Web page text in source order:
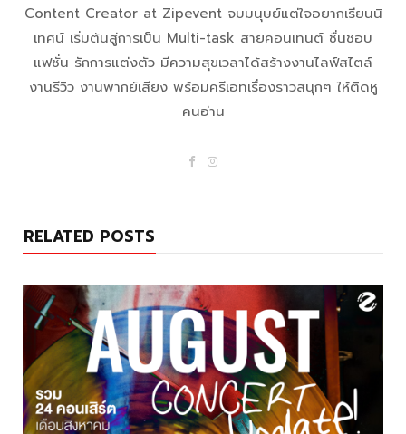
Content Creator at Zipevent จบมนุษย์แต่ใจอยากเรียนนิ
เทศน์ เริ่มต้นสู่การเป็น Multi-task สายคอนเทนต์ ชื่นชอบ
แฟชั่น รักการแต่งตัว มีความสุขเวลาได้สร้างงานไลฟ์สไตล์
งานรีวิว งานพากย์เสียง พร้อมครีเอทเรื่องราวสนุกๆ ให้ติดหู
คนอ่าน
F
I
m
RELATED POSTS